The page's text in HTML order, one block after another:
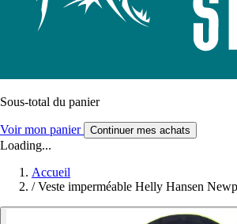
Sous-total du panier
Voir mon panier Continuer mes achats
Loading...
Accueil
/ Veste imperméable Helly Hansen